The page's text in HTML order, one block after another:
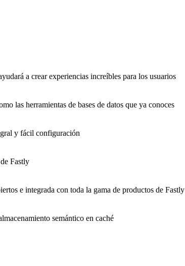
a crear experiencias increíbles para los usuarios
las herramientas de bases de datos que ya conoces
y fácil configuración
Fastly
e integrada con toda la gama de productos de Fastly
semántico en caché